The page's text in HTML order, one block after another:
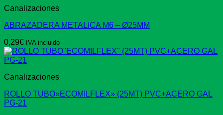
Canalizaciones
ABRAZADERA METALICA M6 – Ø25MM
0,29€ IVA incluido
Canalizaciones
ROLLO TUBO»ECOMILFLEX» (25MT) PVC+ACERO GAL
PG-21